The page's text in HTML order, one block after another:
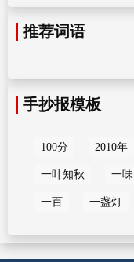
推荐词语
手抄报模板
100分 2010年
一叶知秋 一味
一百 一盏灯